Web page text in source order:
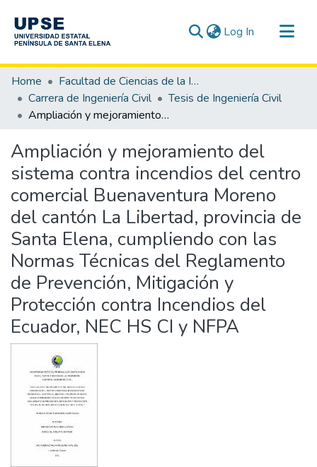
Log In (current)
Communities & Collections
All of DSpace
Statistics
Home
Facultad de Ciencias de la Ingeniería
Carrera de Ingeniería Civil
Tesis de Ingeniería Civil
Ampliación y mejoramiento del sistema contra incendios del centro comercial Buenaventura Moreno del cantón La Libertad, provincia de Santa Elena, cumpliendo con las Normas Técnicas del Reglamento de Prevención, Mitigación y Protección contra Incendios del Ecuador, NEC HS CI y NFPA
Ampliación y mejoramiento del
sistema contra incendios del centro
comercial Buenaventura Moreno
del cantón La Libertad, provincia de
Santa Elena, cumpliendo con las
Normas Técnicas del Reglamento
de Prevención, Mitigación y
Protección contra Incendios del
Ecuador, NEC HS CI y NFPA